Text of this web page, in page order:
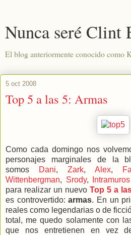
Nunca seré Clint
El blog anteriormente conocido como
5 oct 2008
Top 5 a las 5: Armas
Como cada domingo nos
personajes marginales de la
somos
Dani, Zark, Alex,
Wittenbergman, Srody, Intramuros
para realizar un nuevo Top 5 a
es controvertido:armas. En un
reales como legendarias o de
total, me quedo solamente con
que nos entretienen en vez